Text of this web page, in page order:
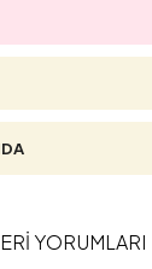
YORUMLARI